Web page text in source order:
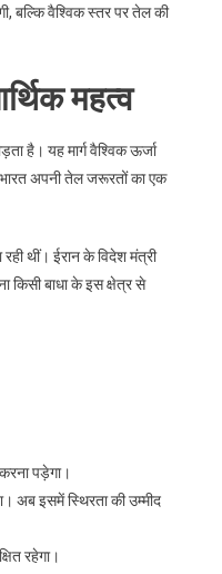
बल्कि वैश्विक स्तर पर तेल की
महत्व
है। यह मार्ग वैश्विक ऊर्जा
अपनी तेल जरूरतों का एक
थीं। ईरान के विदेश मंत्री
किसी बाधा के इस क्षेत्र से
पड़ेगा।
अब इसमें स्थिरता की उम्मीद
रहेगा।